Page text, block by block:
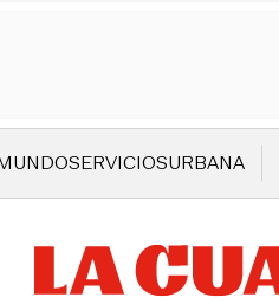
SERVICIOSURBANA